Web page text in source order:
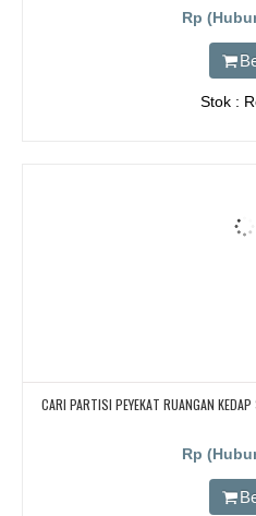
Rp
Stok :
CARI PARTISI PEYEKAT RUANGAN
Rp